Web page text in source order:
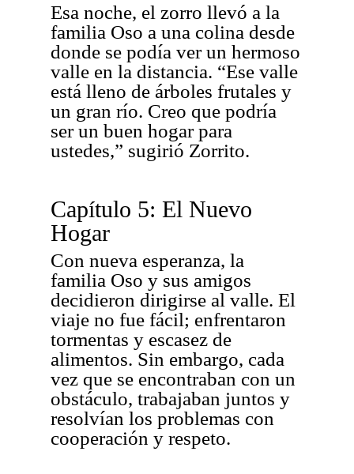
Esa noche, el zorro llevó a la
familia Oso a una colina desde
donde se podía ver un hermoso
valle en la distancia. “Ese valle
está lleno de árboles frutales y
un gran río. Creo que podría
ser un buen hogar para
ustedes,” sugirió Zorrito.
Capítulo 5: El Nuevo
Hogar
Con nueva esperanza, la
familia Oso y sus amigos
decidieron dirigirse al valle. El
viaje no fue fácil; enfrentaron
tormentas y escasez de
alimentos. Sin embargo, cada
vez que se encontraban con un
obstáculo, trabajaban juntos y
resolvían los problemas con
cooperación y respeto.